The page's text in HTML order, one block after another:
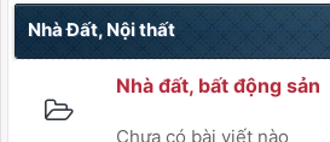
Nhà Đất, Nội thất
Nhà đất, bất động sản
Chưa có bài viết nào